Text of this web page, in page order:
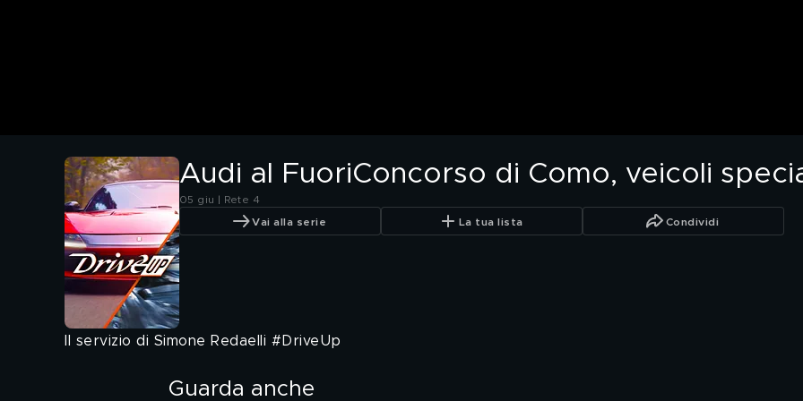
Audi al FuoriConcorso di Como, veicoli
05 giu | Rete 4
Vai alla serie La tua lista Condividi
Il servizio di Simone Redaelli #DriveUp
Guarda anche